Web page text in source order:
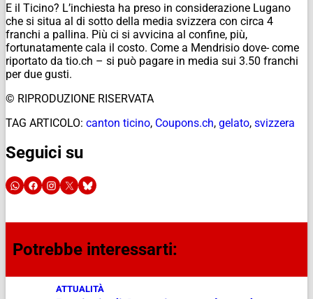
E il Ticino? L’inchiesta ha preso in considerazione Lugano
che si situa al di sotto della media svizzera con circa 4
franchi a pallina. Più ci si avvicina al confine, più,
fortunatamente cala il costo. Come a Mendrisio dove- come
riportato da tio.ch – si può pagare in media sui 3.50 franchi
per due gusti.
© RIPRODUZIONE RISERVATA
TAG ARTICOLO: canton ticino, Coupons.ch, gelato, svizzera
Seguici su
Potrebbe interessarti:
ATTUALITÀ